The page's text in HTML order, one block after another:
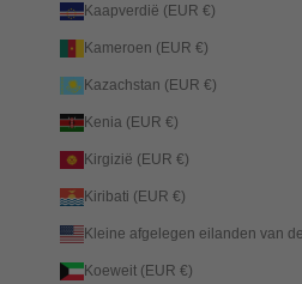
Kaapverdië (EUR €)
Kameroen (EUR €)
Kazachstan (EUR €)
Kenia (EUR €)
Kirgizië (EUR €)
Kiribati (EUR €)
Koeweit (EUR €)